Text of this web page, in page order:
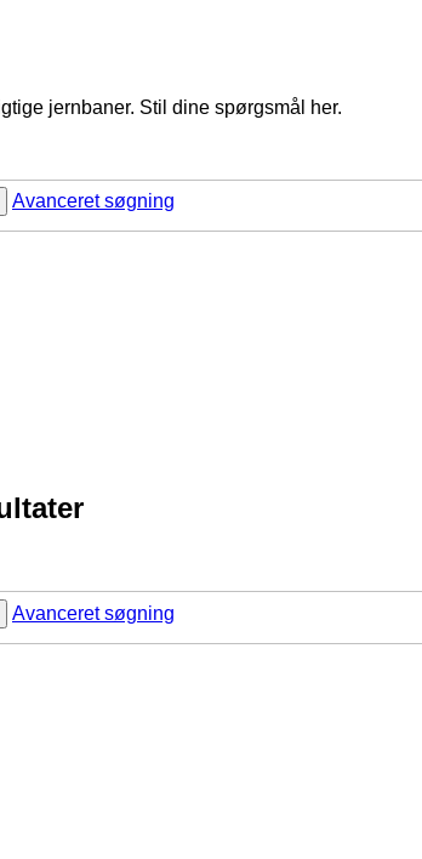
jernbaner. Stil dine spørgsmål her.
Avanceret søgning
Avanceret søgning